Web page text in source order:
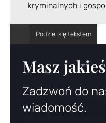
kryminalnych i
Masz
Zadzwoń do
wiadomość.